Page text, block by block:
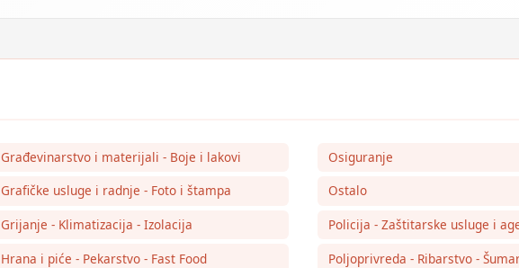
Građevinarstvo i materijali - Boje i lakovi
Grafičke usluge i radnje - Foto i štampa
Grijanje - Klimatizacija - Izolacija
Hrana i piće - Pekarstvo - Fast Food
Osiguranje
Ostalo
Policija - Zaštitarske usluge i
Poljoprivreda - Ribarstvo -